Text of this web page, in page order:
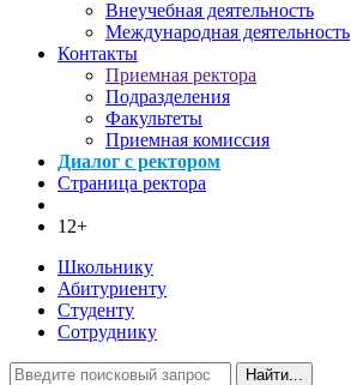
Внеучебная деятельность
Международная деятельность
Контакты
Приемная ректора
Подразделения
Факультеты
Приемная комиссия
Диалог с ректором
Страница ректора
12+
Школьнику
Абитуриенту
Студенту
Сотруднику
Найти...